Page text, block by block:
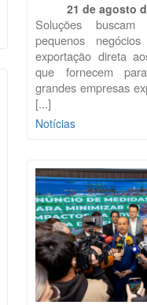
21 de agosto
Soluções
pequenos
exportação direta
que fornecem
grandes empresas
[...]
Notícias